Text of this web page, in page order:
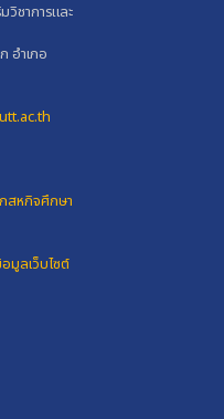
วิชาการและ
อำเภอ
สหกิจศึกษา
มูลเว็บไซต์